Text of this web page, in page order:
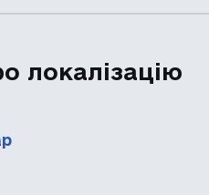
локалізацію